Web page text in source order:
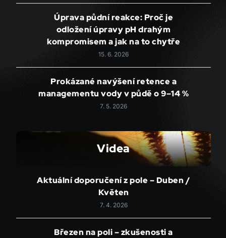
Úprava půdní reakce: Proč je
odložení úpravy pH drahým
kompromisem a jak na to chytře
15. 6. 2026
Prokázané navýšení retence a
managementu vody v půdě o 9–14 %
7. 5. 2026
Videa
Aktuální doporučení z pole – Duben /
Květen
7. 4. 2026
Březen na poli – zkušenosti a